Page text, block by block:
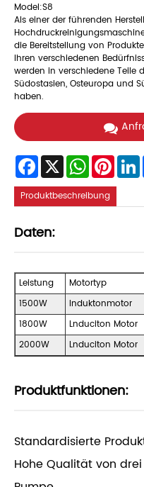
Model:S8
Als einer der führenden
die Bereitstellung von
Ihren verschiedenen
werden in verschiedene Teile
Südostasien, Osteuropa und
haben.
Facebook
X WhatsAppPinterest
Produktbeschreibung
Daten:
Leistung Motortyp
1500W
Induktonmotor
1800W
Lnduciton Motor
2000W
Lnduciton Motor
Produktfunktionen:
Standardisierte
Hohe Qualität von